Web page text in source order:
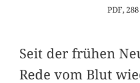
PDF,
Seit der frühen
Rede vom Blut